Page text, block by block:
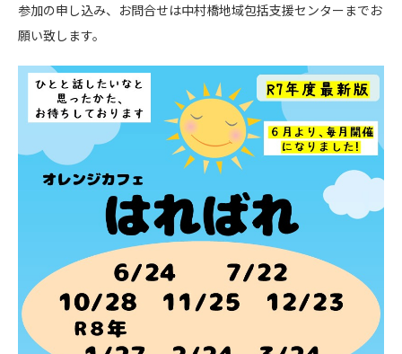
参加の申し込み、お問合せは中村橋地域包括支援センターまでお
願い致します。